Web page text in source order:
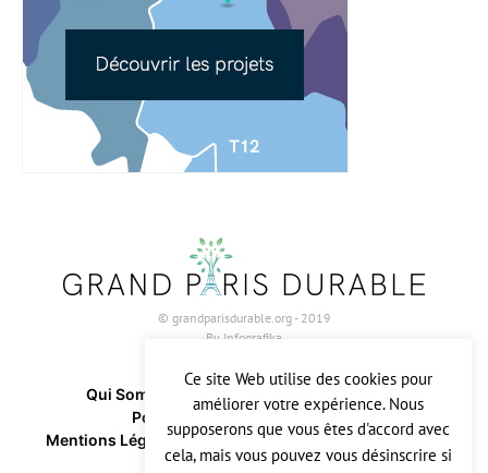
© grandparisdurable.org - 2019
By Infografika
Qui Sommes-Nous ?
Contactez-Nous
Politique Relative Aux Cookies
Mentions Légales & CGU
Politique De Confidentialité
Ce site Web utilise des cookies pour
améliorer votre expérience. Nous
supposerons que vous êtes d'accord avec
cela, mais vous pouvez vous désinscrire si